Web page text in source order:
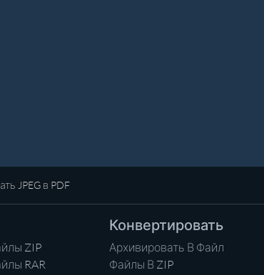
JPEG в PDF
ZIP
RAR
Конвертировать
Архивировать В Файл
Файлы В ZIP